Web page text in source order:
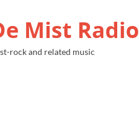
Mist Radio
rock and related music